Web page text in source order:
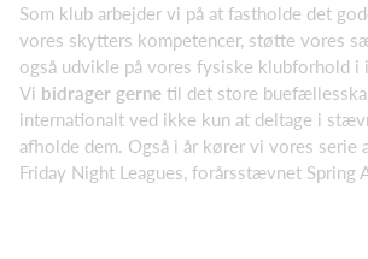
Som klub arbejder vi på at fastholde det
vores skytters kompetencer, støtte vores
også udvikle på vores fysiske klubforhold i
Vi bidrager gerne til det store
internationalt ved ikke kun at deltage i
afholde dem. Også i år kører vi vores serie
Friday Night Leagues, forårsstævnet Spring